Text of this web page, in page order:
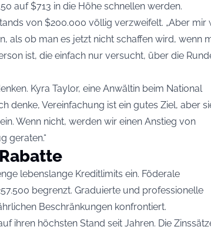
auf $713 in die Höhe schnellen werden.
von $200.000 völlig verzweifelt. „Aber mir
als ob man es jetzt nicht schaffen wird, wenn
ist, die einfach nur versucht, über die
Kyra Taylor, eine Anwältin beim National
denke, Vereinfachung ist ein gutes Ziel, aber
Wenn nicht, werden wir einen Anstieg von
geraten.“
lebenslange Kreditlimits ein. Föderale
begrenzt. Graduierte und professionelle
Beschränkungen konfrontiert.
ihren höchsten Stand seit Jahren. Die